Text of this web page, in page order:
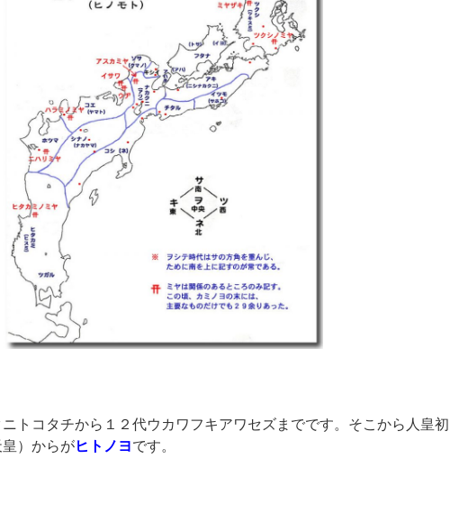
トコタチから１２代ウカワフキアワセズまでです。そこから人皇初
）からがヒトノヨです。